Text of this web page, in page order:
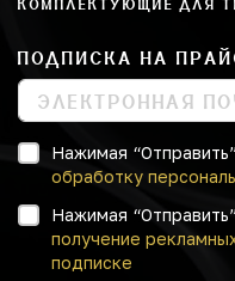
КОМПЛЕКТУЮЩИЕ ДЛЯ
ПОДПИСКА НА
Нажимая
обработку
Нажимая
получение
подписке